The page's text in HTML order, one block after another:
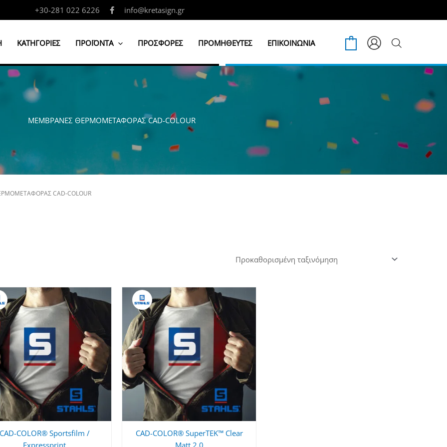
+30-281 022 6226 info@kretasign.gr
ΚΑΤΗΓΟΡΙΕΣ ΠΡΟΪΟΝΤΑ ΠΡΟΣΦΟΡΕΣ ΠΡΟΜΗΘΕΥΤΕΣ ΕΠΙΚΟΙΝΩΝΙΑ
ΜΕΜΒΡΑΝΕΣ ΘΕΡΜΟΜΕΤΑΦΟΡΑΣ CAD-COLOUR
CAD-COLOUR
CAD-COLOR® Sportsfilm /
Expressprint
CAD-COLOR® SuperTEK™ Clear
Matt 2.0